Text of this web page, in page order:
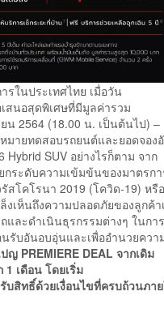
รในประเทศไทย เมื่อวัน
สนอสุดพิเศษที่มีมูลค่ารวม
น 2564 (18.00 น. เป็นต้นไป) –
มายทดสอบรถยนต์และยอดจอง
SUV อย่างไรก็ตาม จาก
ระดับความเข้มข้นของมาตรกา
โคโรนา 2019 (โควิด-19) หรือ
เห็นถึงความปลอดภัยของลูกค้า
และดำเนินธุรกรรมต่างๆ ในกา
รับอันอบอุ่นและเพื่ออำนวยควา
ปญ PREMIERE DEAL จากเดิม
เดือน โดยเริ่ม
บสิทธิ์ด้วยเงื่อนไขที่ครบถ้วนภา